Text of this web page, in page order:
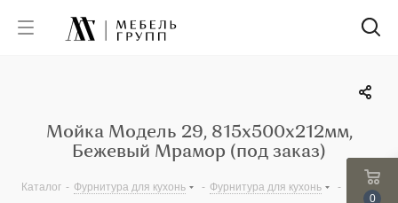
Мойка Модель 29, 815х500х212мм,
Бежевый Мрамор (под заказ)
Каталог - Фурнитура для кухонь - Фурнитура для кухонь -
Мойка
0